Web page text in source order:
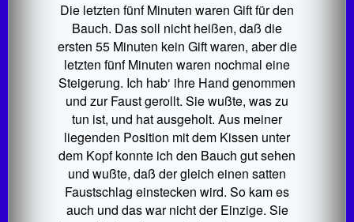
Die letzten fünf Minuten waren Gift für den
Bauch. Das soll nicht heißen, daß die
ersten 55 Minuten kein Gift waren, aber die
letzten fünf Minuten waren nochmal eine
Steigerung. Ich hab‘ ihre Hand genommen
und zur Faust gerollt. Sie wußte, was zu
tun ist, und hat ausgeholt. Aus meiner
liegenden Position mit dem Kissen unter
dem Kopf konnte ich den Bauch gut sehen
und wußte, daß der gleich einen satten
Faustschlag einstecken wird. So kam es
auch und das war nicht der Einzige. Sie